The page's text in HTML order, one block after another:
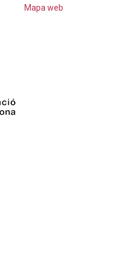
Mapa web